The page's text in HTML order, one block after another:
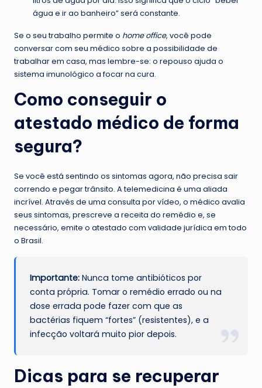
água e ir ao banheiro” será constante.
Se o seu trabalho permite o home office, você pode
conversar com seu médico sobre a possibilidade de
trabalhar em casa, mas lembre-se: o repouso ajuda o
sistema imunológico a focar na cura.
Como conseguir o
atestado médico de forma
segura?
Se você está sentindo os sintomas agora, não precisa sair
correndo e pegar trânsito. A telemedicina é uma aliada
incrível. Através de uma consulta por vídeo, o médico avalia
seus sintomas, prescreve a receita do remédio e, se
necessário, emite o atestado com validade jurídica em todo
o Brasil.
Importante: Nunca tome antibióticos por
conta própria. Tomar o remédio errado ou na
dose errada pode fazer com que as
bactérias fiquem “fortes” (resistentes), e a
infecção voltará muito pior depois.
Dicas para se recuperar